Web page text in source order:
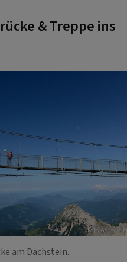
& Treppe ins
Foto: Gery Wolf
am Dachstein.